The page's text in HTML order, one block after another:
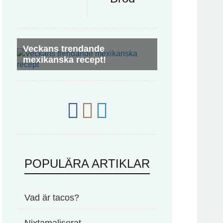
Veckans trendande
mexikanska recept!
POPULÄRA ARTIKLAR
Vad är tacos?